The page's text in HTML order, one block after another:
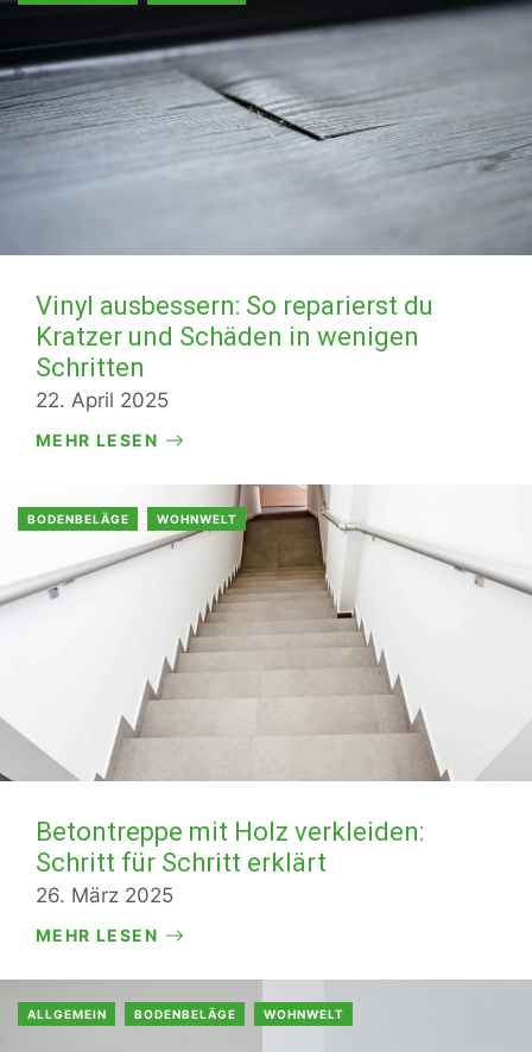
Vinyl ausbessern: So reparierst du
Kratzer und Schäden in wenigen
Schritten
22. April 2025
MEHR LESEN
BODENBELÄGE WOHNWELT
Betontreppe mit Holz verkleiden:
Schritt für Schritt erklärt
26. März 2025
MEHR LESEN
ALLGEMEIN BODENBELÄGE WOHNWELT